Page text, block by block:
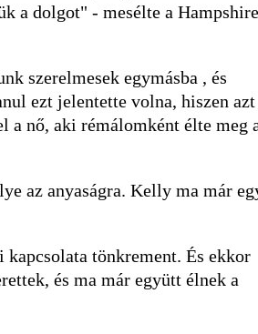
a dolgot" - mesélte a
szerelmesek egymásba , és
ezt jelentette volna, hiszen azt
nő, aki rémálomként élte meg
az anyaságra. Kelly ma már
tönkrement. És ekkor
és ma már együtt élnek a